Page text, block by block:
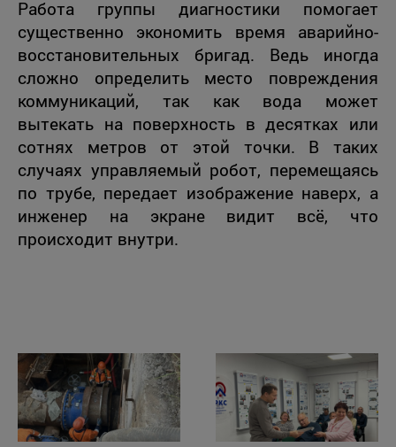
Работа группы диагностики помогает
существенно экономить время аварийно-
восстановительных бригад. Ведь иногда
сложно определить место повреждения
коммуникаций, так как вода может
вытекать на поверхность в десятках или
сотнях метров от этой точки. В таких
случаях управляемый робот, перемещаясь
по трубе, передает изображение наверх, а
инженер на экране видит всё, что
происходит внутри.